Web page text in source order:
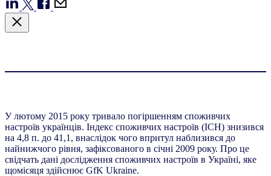
У лютому 2015 року тривало погіршенням споживчих
настроїв українців. Індекс споживчих настроїв (ІСН) знизився
на 4,8 п. до 41,1, внаслідок чого впритул наблизився до
найнижчого рівня, зафіксованого в січні 2009 року. Про це
свідчать дані дослідження споживчих настроїв в Україні, яке
щомісяця здійснює GfK Ukraine.